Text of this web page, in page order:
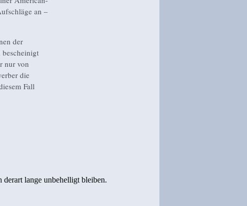
an –
der
nur von
die
Fall